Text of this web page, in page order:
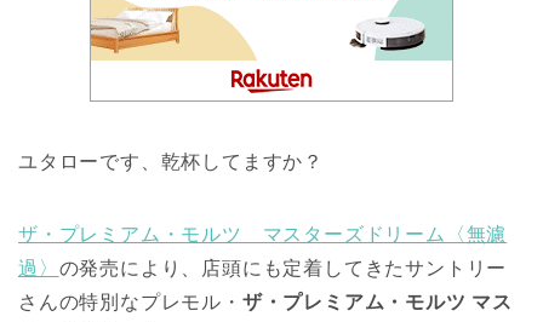
ユタローです、乾杯してますか？
ザ・プレミアム・モルツ マスターズドリーム〈無濾
過〉 の発売により、店頭にも定着してきたサントリー
さんの特別なプレモル・ ザ・プレミアム・モルツ マス